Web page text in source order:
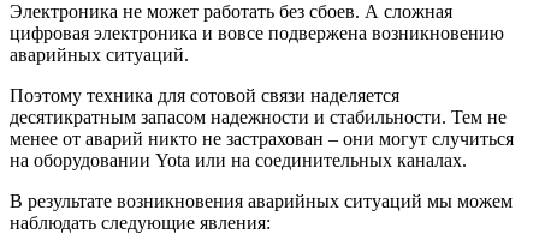
Электроника не может работать без сбоев. А сложная
цифровая электроника и вовсе подвержена возникновению
аварийных ситуаций.
Поэтому техника для сотовой связи наделяется
десятикратным запасом надежности и стабильности. Тем не
менее от аварий никто не застрахован – они могут случиться
на оборудовании Yota или на соединительных каналах.
В результате возникновения аварийных ситуаций мы можем
наблюдать следующие явления: